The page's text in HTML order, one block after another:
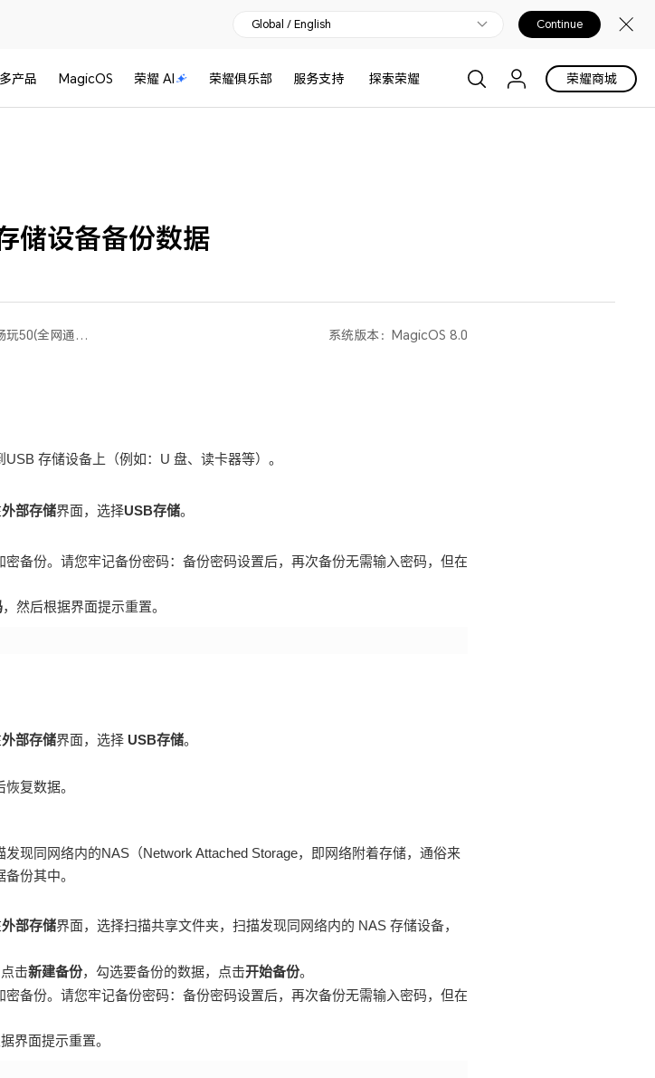
Global / English Continue
产品 MagicOS 荣耀 AI 荣耀俱乐部 服务支持 探索荣耀 荣耀商城
储设备备份数据
荣耀X60i(All)，荣耀100(All)，荣耀Magic V3(All)，荣耀畅玩50(全网通版 8gb+256gb、全网通版m 6gb+128gb、全网通版 4gb+128gb、全网通版 6gb+128gb)，荣耀X50 GT(All)，荣耀Play9T Pro(All)，荣耀50(全网通版 8gb+256gb、全网通版 12gb+256gb、全网通版 8gb+128gb、移动版 8gb+256gb)，荣耀畅玩50m(全网通版 8gb+256gb、全网通版 6gb+128gb)，荣耀60 Pro(All)，荣耀70(All)，荣耀90 Pro(All)，荣耀畅玩60 Plus(All)，荣耀 Magic3(All)，荣耀Magic Vs3(All)，荣耀Magic6 至臻版(All)，荣耀60(All)，荣耀Magic V3 双卫星版(All)，荣耀X50i+(All)，荣耀Play9C(All)，荣耀80 Pro(All)，荣耀Magic5 至臻版(All)，荣耀Magic4 Pro(All)，荣耀Magic5(全网通版 8gb+256gb、全网通版 12gb+256gb、全网通版 16gb+512gb、全网通版 16gb+256gb)，荣耀90(All)，荣耀80 Pro 直屏版(全网通版 12gb+256gb)，荣耀80 GT(All)，荣耀Play8T Pro(All)，荣耀X50 Pro(All)，荣耀 Magic3 至臻版(All)，荣耀Magic6 RSR 保时捷设计(All)，荣耀Magic4 至臻版(All)，荣耀80(All)，荣耀90 GT(All)，荣耀Magic4(All)，荣耀Magic6(All)，荣耀X50(All)，荣耀70 Pro+(All)，荣耀 Magic3 Pro(All)，荣耀Magic6 Pro(All)，荣耀70 Pro(All)，荣耀50 Pro(全网通版 8gb+256gb、全网通版 12gb+256gb、移动版 8gb+256gb)，荣耀Magic5 Pro(All)，荣耀100 Pro(All)，荣耀Play9T(All) 系统版本：MagicOS 8.0
存储设备上（例如：U 盘、读卡器等）。
外部存储界面，选择USB存储。
备份。请您牢记备份密码：备份密码设置后，再次备份无需输入密码，但在
，然后根据界面提示重置。
外部存储界面，选择 USB存储。
复数据。
现同网络内的NAS（Network Attached Storage，即网络附着存储，通俗来
份其中。
外部存储界面，选择扫描共享文件夹，扫描发现同网络内的 NAS 存储设备，
击新建备份，勾选要备份的数据，点击开始备份。
备份。请您牢记备份密码：备份密码设置后，再次备份无需输入密码，但在
界面提示重置。